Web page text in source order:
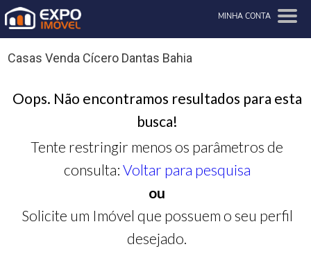
MINHA CONTA
Casas Venda Cícero Dantas Bahia
Oops. Não encontramos resultados para esta
busca!
Tente restringir menos os parâmetros de
consulta: Voltar para pesquisa
ou
Solicite um Imóvel que possuem o seu perfil
desejado.